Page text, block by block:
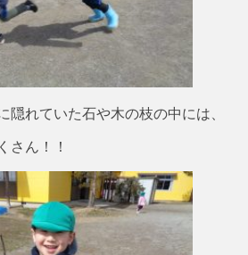
隠れていた石や木の枝の中には、
さん！！